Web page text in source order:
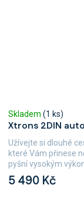
Xtrons 2DIN
Skladem (1 ks)
5 490 Kč
Užívejte si dlouhé
které Vám přinese
pyšní vysokým